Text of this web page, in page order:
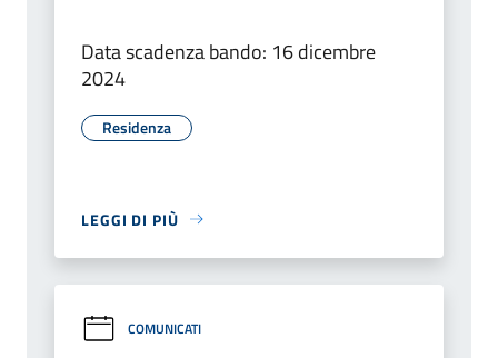
Data scadenza bando: 16 dicembre
2024
Residenza
LEGGI DI PIÙ
COMUNICATI